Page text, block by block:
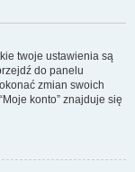
twoje ustawienia są
do panelu
zmian swoich
konto” znajduje się